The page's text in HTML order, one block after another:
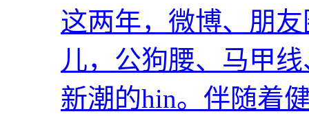
这两年，微博、朋
儿，公狗腰、马甲
新潮的hin。伴随着